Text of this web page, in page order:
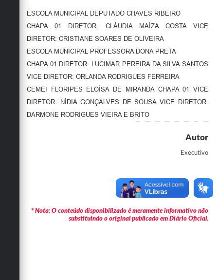
Enquete
Telefones Úteis
Sala M. do Empreendedor
ESCOLA MUNICIPAL DEPUTADO CHAVES RIBEIRO
CHAPA 01 DIRETOR: CLÁUDIA MAÍZA COSTA VICE
DIRETOR: CRISTIANE SOARES DE OLIVEIRA
ESCOLA MUNICIPAL PROFESSORA DONA PRETA
CHAPA 01 DIRETOR: LUCIMAR PEREIRA DA SILVA SANTOS
VICE DIRETOR: ORLANDA RODRIGUES FERREIRA
CEMEI FLORIPES ELOÍSA DE MIRANDA CHAPA 01 VICE
DIRETOR: NÍDIA GONÇALVES DE SOUSA VICE DIRETOR:
DARMONE RODRIGUES VIEIRA E BRITO
Autor
Executivo
* Nota: O conteúdo disponibilizado é meramente informativo não
substituindo o original publicado em Diário Oficial.